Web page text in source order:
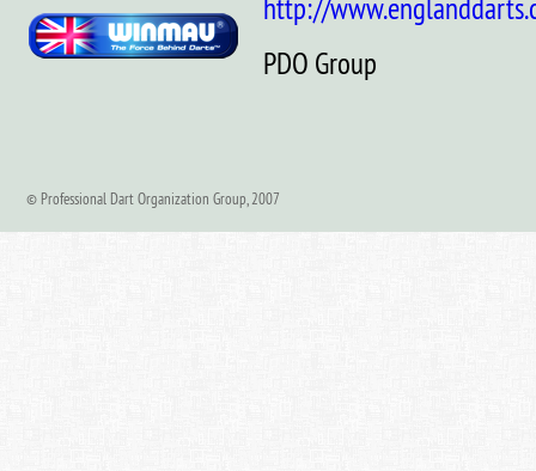
http://
PDO Group
© Professional Dart Organization Group, 2007